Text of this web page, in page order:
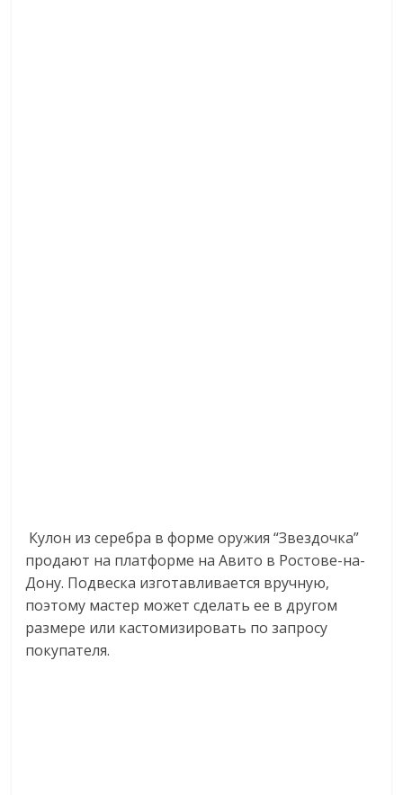
Кулон из серебра в форме оружия “Звездочка”
продают на платформе на Авито в Ростове-на-
Дону. Подвеска изготавливается вручную,
поэтому мастер может сделать ее в другом
размере или кастомизировать по запросу
покупателя.